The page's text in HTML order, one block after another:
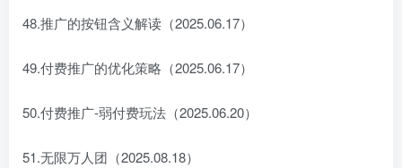
48.推广的按钮含义解读（2025.06.17）
49.付费推广的优化策略（2025.06.17）
50.付费推广-弱付费玩法（2025.06.20）
51.无限万人团（2025.08.18）